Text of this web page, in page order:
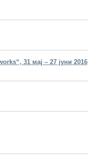
31 мај – 27 јуни 2016